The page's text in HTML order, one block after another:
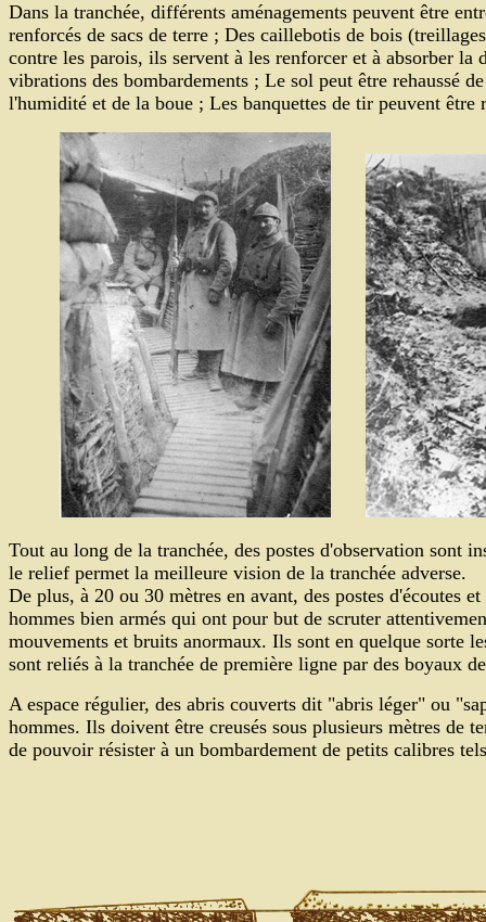
Dans la tranchée, différents aménagements peuvent être
renforcés de sacs de terre ; Des caillebotis de bois
contre les parois, ils servent à les renforcer et à absorber la
vibrations des bombardements ; Le sol peut être rehaussé
l'humidité et de la boue ; Les banquettes de tir peuvent être
Tout au long de la tranchée, des postes d'observation sont
le relief permet la meilleure vision de la tranchée adverse.
De plus, à 20 ou 30 mètres en avant, des postes d'écoutes
hommes bien armés qui ont pour but de scruter
mouvements et bruits anormaux. Ils sont en quelque sorte
sont reliés à la tranchée de première ligne par des boyaux
A espace régulier, des abris couverts dit "abris léger" ou
hommes. Ils doivent être creusés sous plusieurs mètres de
de pouvoir résister à un bombardement de petits calibres